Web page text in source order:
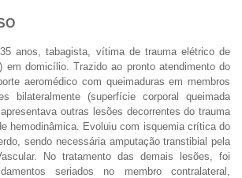
anos, tabagista, vítima de trauma elétrico de
em domicílio. Trazido ao pronto atendimento do
aeromédico com queimaduras em membros
bilateralmente (superfície corporal queimada
outras lesões decorrentes do trauma
hemodinâmica. Evoluiu com isquemia crítica do
sendo necessária amputação transtibial pela
No tratamento das demais lesões, foi
seriados no membro contralateral,